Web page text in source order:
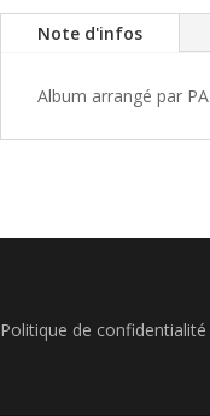
Note d'infos
Album arrangé par
Politique de confidentialité